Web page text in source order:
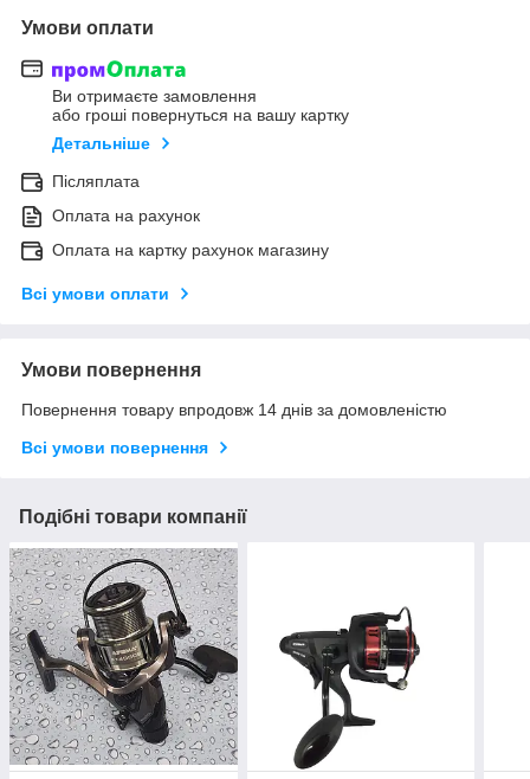
Умови оплати
Ви отримаєте замовлення
або гроші повернуться на вашу картку
Детальніше
Післяплата
Оплата на рахунок
Оплата на картку рахунок магазину
Всі умови оплати
Умови повернення
Повернення товару впродовж 14 днів за домовленістю
Всі умови повернення
Подібні товари компанії